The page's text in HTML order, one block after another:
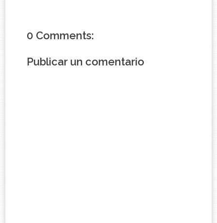
0 Comments:
Publicar un comentario